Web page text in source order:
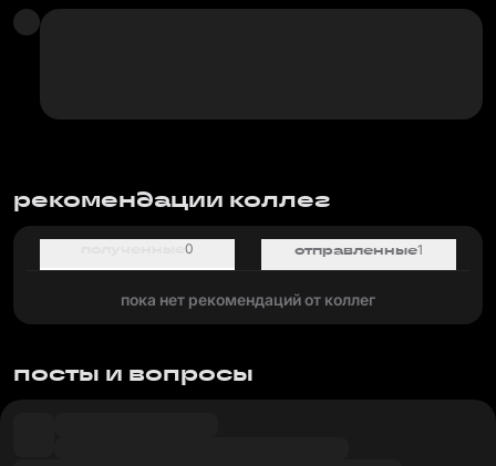
рекомендации коллег
0 отправленные1
пока нет рекомендаций от коллег
посты и вопросы